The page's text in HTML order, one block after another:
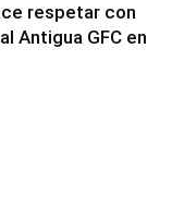
respetar con
Antigua GFC en